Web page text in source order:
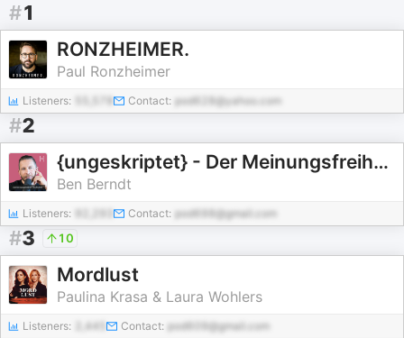
#1
RONZHEIMER.
Paul Ronzheimer
Listeners: Contact: pod628@yahoo.com
#2
{ungeskriptet} - Der Meinungsfreiheit verpflichtet.
Ben Berndt
Listeners: Contact: pod698@gmail.com
#3 10
Mordlust
Paulina Krasa & Laura Wohlers
Listeners: 2,445 Contact: pod609@gmail.com